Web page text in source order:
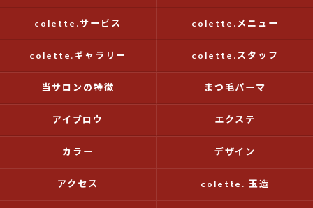
colette.サービス colette.メニュー
colette.ギャラリー colette.スタッフ
当サロンの特徴 まつ毛パーマ
アイブロウ エクステ
カラー デザイン
アクセス colette. 玉造